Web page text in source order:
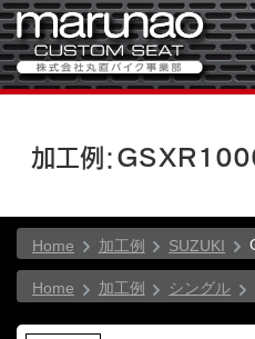
加工例：
Home 加工例 SUZUKI
Home 加工例 シングル